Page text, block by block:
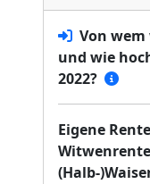
Von
und wie
2022?
Eigene
(Halb-